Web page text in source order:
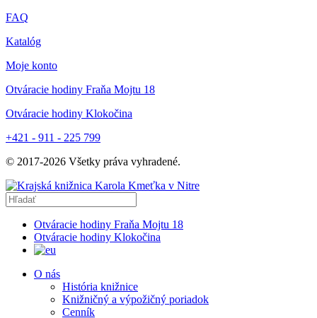
FAQ
Katalóg
Moje konto
Otváracie hodiny Fraňa Mojtu 18
Otváracie hodiny Klokočina
+421 - 911 - 225 799
© 2017-2026 Všetky práva vyhradené.
Otváracie hodiny Fraňa Mojtu 18
Otváracie hodiny Klokočina
O nás
História knižnice
Knižničný a výpožičný poriadok
Cenník